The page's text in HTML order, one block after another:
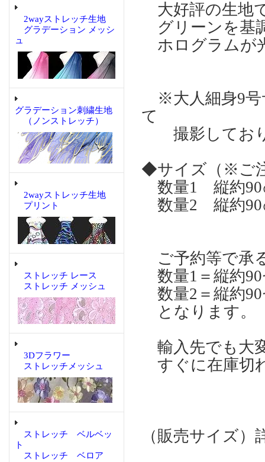
2wayストレッチ生地
グラデーション メッシ
ュ
グラデーション刺繍生地
（ノンストレッチ）
2wayストレッチ生地
プリント
ストレッチ レース
ストレッチ メッシュ
3Dフラワー
ストレッチメッシュ
ストレッチ ベルベッ
ト
ストレッチ ベロア
大好評の生地
グリーンを基
ホログラムが
※大人細身9号
て
撮影してお
◆サイズ（※ご
数量1 縦約90
数量2 縦約90
ご予約等で承
数量1＝縦約90
数量2＝縦約90
となります。
輸入先でも大
すぐに在庫切
（販売サイズ